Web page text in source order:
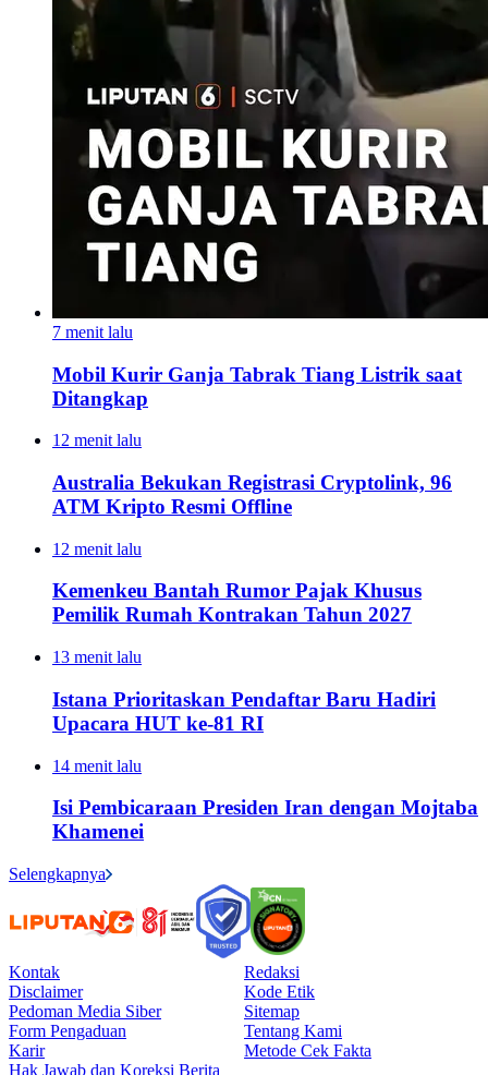
7 menit lalu
Mobil Kurir Ganja Tabrak Tiang Listrik saat
Ditangkap
12 menit lalu
Australia Bekukan Registrasi Cryptolink, 96
ATM Kripto Resmi Offline
12 menit lalu
Kemenkeu Bantah Rumor Pajak Khusus
Pemilik Rumah Kontrakan Tahun 2027
13 menit lalu
Istana Prioritaskan Pendaftar Baru Hadiri
Upacara HUT ke-81 RI
14 menit lalu
Isi Pembicaraan Presiden Iran dengan Mojtaba
Khamenei
Selengkapnya
Kontak
Redaksi
Disclaimer
Kode Etik
Pedoman Media Siber
Sitemap
Form Pengaduan
Tentang Kami
Karir
Metode Cek Fakta
Hak Jawab dan Koreksi Berita